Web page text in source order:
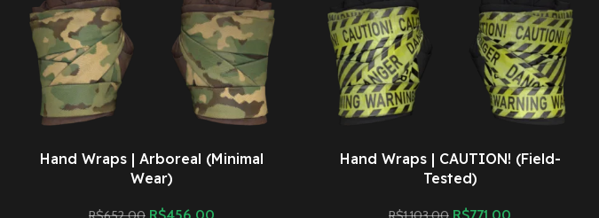
Hand Wraps | Arboreal (Minimal
Wear)
Hand Wraps | CAUTION! (Field-
Tested)